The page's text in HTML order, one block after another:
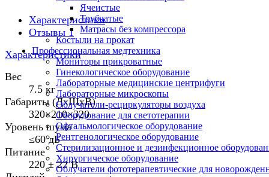
Ячеистые
Трубчатые
Матрасы без компрессора
Костыли на прокат
Профессиональная медтехника
Мониторы прикроватные
Гинекологическое оборудование
Лабораторные медицинские центрифуги
Лабораторные микроскопы
Облучатели-рециркуляторы воздуха
Оборудование для светотерапии
Офтальмологическое оборудование
Рентгенологическое оборудование
Стерилизационное и дезинфекционное
Хирургическое оборудование
Облучатели фототерапевтические для
Характеристики
Отзывы 1
Характеристики
Вес
7.5 кг
Габариты (ДхШхВ)
320×210×320
Уровень шума
≤60 дБ
Питание
220 ± 22 В